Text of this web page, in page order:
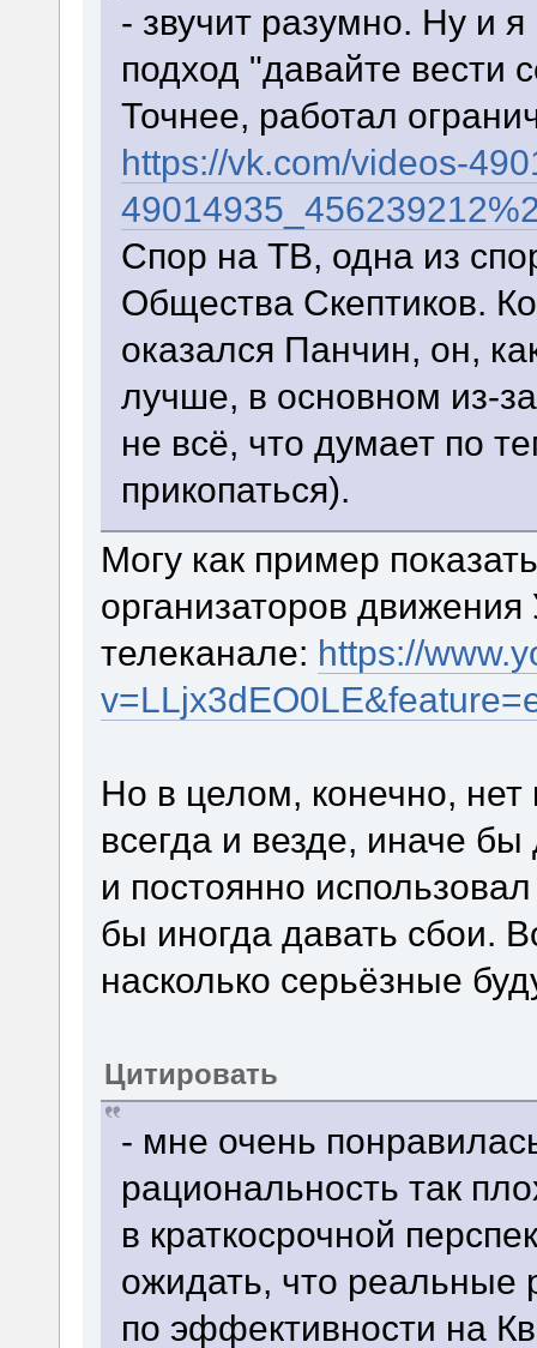
- звучит разумно. Ну и
подход "давайте вести
Точнее, работал
https://vk.com/videos-
Спор на ТВ, одна из
Общества Скептиков.
оказался Панчин, он,
лучше, в основном из-
не всё, что думает по
прикопаться).
Могу как пример
организаторов
телеканале: https://
Но в целом, конечно,
всегда и везде, иначе
и постоянно
бы иногда давать сбои.
насколько серьёзные
Цитировать
- мне очень
рациональность так
в краткосрочной
ожидать, что реальные
по эффективности на